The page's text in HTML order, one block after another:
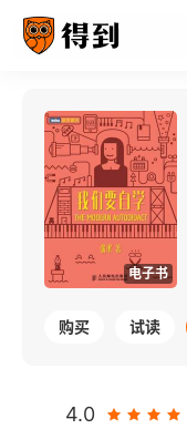
电子书
购买 试读
4.0